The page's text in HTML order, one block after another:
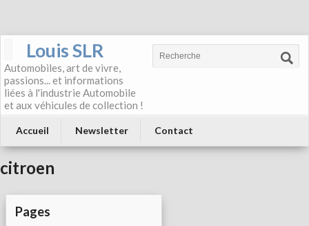
Louis SLR
Automobiles, art de vivre,
passions... et informations
liées à l'industrie Automobile
et aux véhicules de collection !
Accueil Newsletter Contact
citroen
Pages